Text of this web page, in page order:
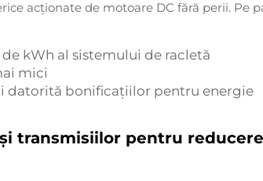
acționate de motoare DC fără perii. Pe
kWh al sistemului de racletă
mici
datorită bonificațiilor pentru energie
transmisiilor pentru